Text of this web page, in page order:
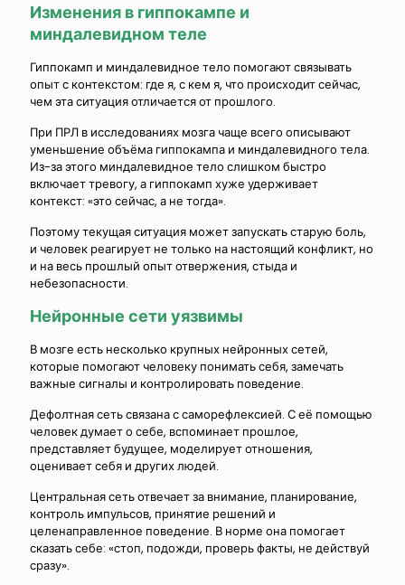
Изменения в гиппокампе и
миндалевидном теле
Гиппокамп и миндалевидное тело помогают связывать
опыт с контекстом: где я, с кем я, что происходит сейчас,
чем эта ситуация отличается от прошлого.
При ПРЛ в исследованиях мозга чаще всего описывают
уменьшение объёма гиппокампа и миндалевидного тела.
Из-за этого миндалевидное тело слишком быстро
включает тревогу, а гиппокамп хуже удерживает
контекст: «это сейчас, а не тогда».
Поэтому текущая ситуация может запускать старую боль,
и человек реагирует не только на настоящий конфликт, но
и на весь прошлый опыт отвержения, стыда и
небезопасности.
Нейронные сети уязвимы
В мозге есть несколько крупных нейронных сетей,
которые помогают человеку понимать себя, замечать
важные сигналы и контролировать поведение.
Дефолтная сеть связана с саморефлексией. С её помощью
человек думает о себе, вспоминает прошлое,
представляет будущее, моделирует отношения,
оценивает себя и других людей.
Центральная сеть отвечает за внимание, планирование,
контроль импульсов, принятие решений и
целенаправленное поведение. В норме она помогает
сказать себе: «стоп, подожди, проверь факты, не действуй
сразу».